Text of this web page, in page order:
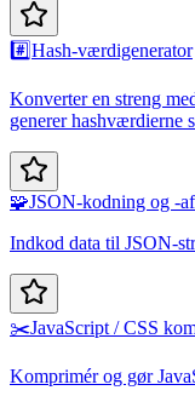
#️⃣Hash-værdigenerator
Konverter en streng
generer hashværdierne
🧩JSON-kodning og -
Indkod data til JSON-
✂️JavaScript / CSS
Komprimér og gør